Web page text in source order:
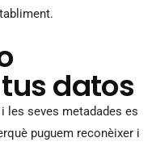
datos
les seves metadades es
puguem reconèixer i